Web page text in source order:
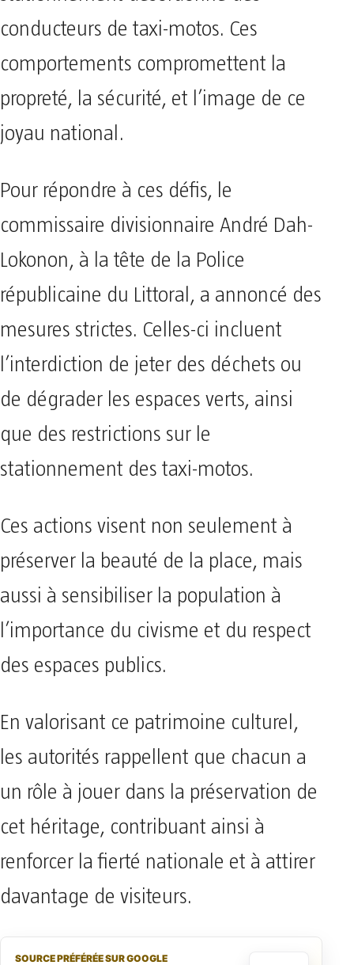
conducteurs de taxi-motos. Ces
comportements compromettent la
propreté, la sécurité, et l’image de ce
joyau national.
Pour répondre à ces défis, le
commissaire divisionnaire André Dah-
Lokonon, à la tête de la Police
républicaine du Littoral, a annoncé des
mesures strictes. Celles-ci incluent
l’interdiction de jeter des déchets ou
de dégrader les espaces verts, ainsi
que des restrictions sur le
stationnement des taxi-motos.
Ces actions visent non seulement à
préserver la beauté de la place, mais
aussi à sensibiliser la population à
l’importance du civisme et du respect
des espaces publics.
En valorisant ce patrimoine culturel,
les autorités rappellent que chacun a
un rôle à jouer dans la préservation de
cet héritage, contribuant ainsi à
renforcer la fierté nationale et à attirer
davantage de visiteurs.
SOURCE PRÉFÉRÉE SUR GOOGLE